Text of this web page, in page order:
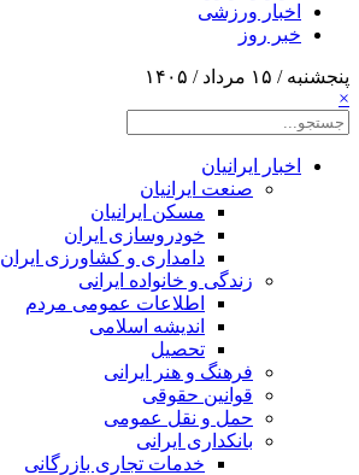
اخبار ورزشی
خبر روز
پنجشنبه / ۱۵ مرداد / ۱۴۰۵
×
اخبار ایرانیان
صنعت ایرانیان
مسکن ایرانیان
خودروسازی ایران
دامداری و کشاورزی ایران
زندگی و خانواده ایرانی
اطلاعات عمومی مردم
اندیشه اسلامی
تحصیل
فرهنگ و هنر ایرانی
قوانین حقوقی
حمل و نقل عمومی
بانکداری ایرانی
خدمات تجاری بازرگانی